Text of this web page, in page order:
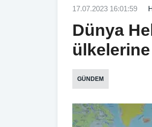
17.07.2023 16:01:59
Dünya
GÜNDEM